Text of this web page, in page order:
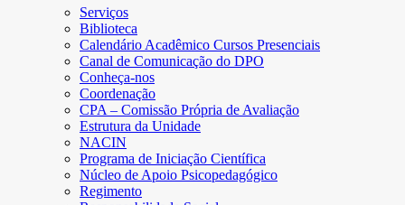
Serviços
Biblioteca
Calendário Acadêmico Cursos Presenciais
Canal de Comunicação do DPO
Conheça-nos
Coordenação
CPA – Comissão Própria de Avaliação
Estrutura da Unidade
NACIN
Programa de Iniciação Científica
Núcleo de Apoio Psicopedagógico
Regimento